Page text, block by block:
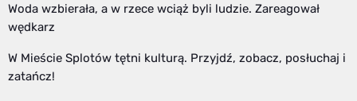
Woda wzbierała, a w rzece wciąż byli ludzie. Zareagował
wędkarz
W Mieście Splotów tętni kulturą. Przyjdź, zobacz, posłuchaj i
zatańcz!